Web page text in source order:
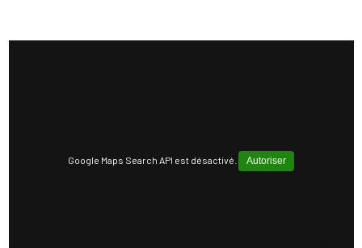
Google Maps Search API est désactivé. Autoriser